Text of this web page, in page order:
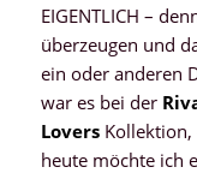
EIGENTLICH –
überzeugen und
ein oder anderen
war es bei der
LoversKollektion,
heute möchte ich